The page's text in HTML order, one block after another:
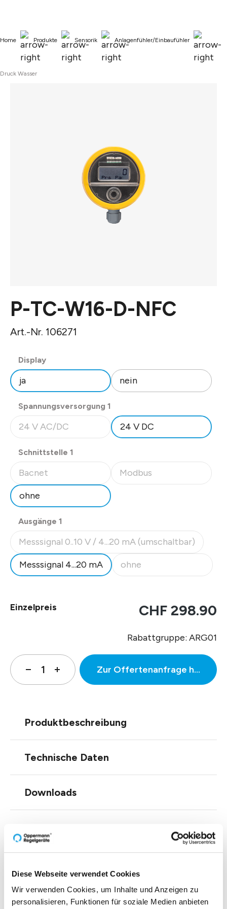
Diese Webseite verwendet Cookies
Wir verwenden Cookies, um Inhalte und Anzeigen zu
personalisieren, Funktionen für soziale Medien anbieten
Home Produkte Sensorik Anlagenfühler/Einbaufühler
Druck Wasser
P-TC-W16-D-NFC
Art.-Nr. 106271
Displayauswählen
ja
nein
Spannungsversorgung 1
24 V AC/DC
(Diese Option ist zurzeit nicht verfügbar.)
24 V DC
Schnittstelle 1
Bacnet
(Diese Option ist zurzeit nicht verfügbar.)
Modbus
(Diese Option ist zurzeit
ohne
Ausgänge 1
Messsignal 0..10 V / 4...20 mA (umschaltbar)
(Diese Option ist zurzeit nicht verfügbar.)
Messsignal 4...20 mA ohne
(Diese Option ist zurzeit
Einzelpreis CHF 298.90
Rabattgruppe: ARG01
Zur Offertenanfrage
Produktbeschreibung
Technische Daten
Downloads
Zubehör